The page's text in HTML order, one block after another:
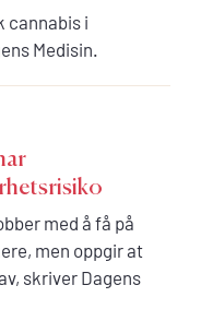
cannabis i
Medisin.
med å få på
men oppgir at
skriver Dagens